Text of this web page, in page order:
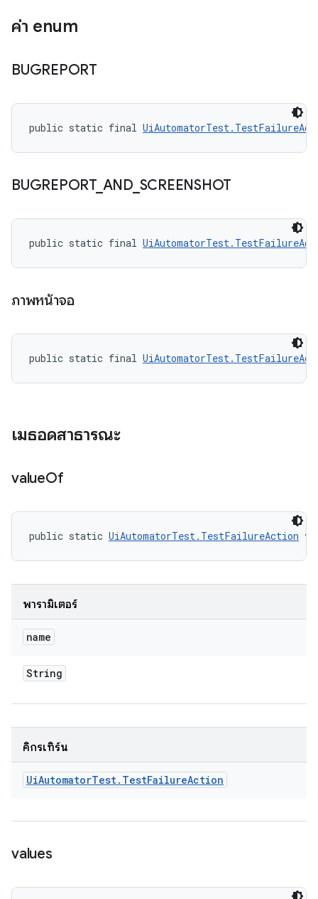
ค่า enum
BUGREPORT
public static final
BUGREPORT_ AND_ SCREENSHOT
public static final
ภาพหน้าจอ
public static final
เมธอดสาธารณะ
valueOf
public static UiAutomatorTest.TestFailureAction
พารามิเตอร์
name
String
คิกรีเทิร์น
UiAutomatorTest. TestFailureAction
values